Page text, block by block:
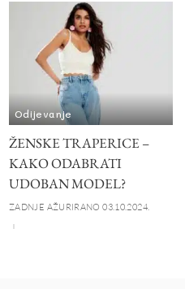
Odijevanje
ŽENSKE TRAPERICE –
KAKO ODABRATI
UDOBAN MODEL?
ZADNJE AŽURIRANO 03.10.2024.